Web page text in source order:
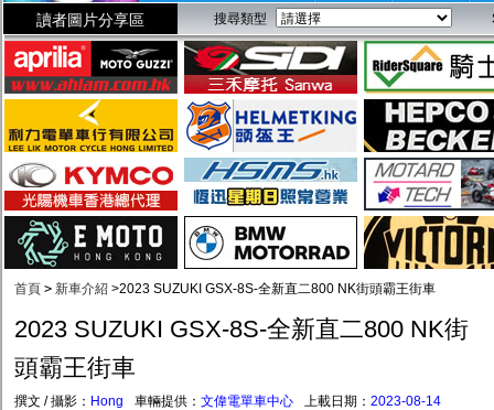
讀者圖片分享區 搜尋類型
首頁 > 新車介紹 >2023 SUZUKI GSX-8S-全新直二800 NK街頭霸王街車
2023 SUZUKI GSX-8S-全新直二800 NK街
頭霸王街車
撰文 / 攝影： Hong 車輛提供： 文偉電單車中心 上載日期： 2023-08-14